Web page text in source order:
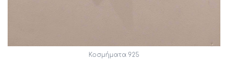
Κοσμήματα 925